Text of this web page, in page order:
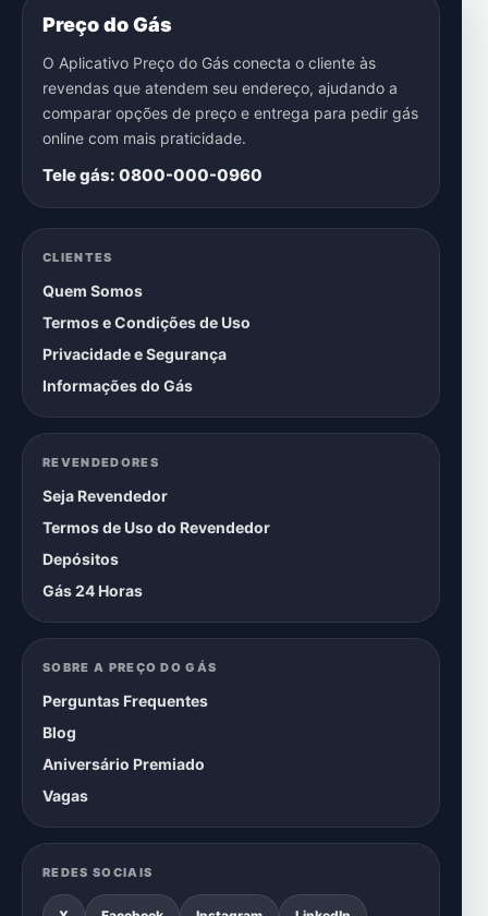
Preço do Gás
O Aplicativo Preço do Gás conecta o cliente às
revendas que atendem seu endereço, ajudando a
comparar opções de preço e entrega para pedir gás
online com mais praticidade.
Tele gás: 0800-000-0960
CLIENTES
Quem Somos
Termos e Condições de Uso
Privacidade e Segurança
Informações do Gás
REVENDEDORES
Seja Revendedor
Termos de Uso do Revendedor
Depósitos
Gás 24 Horas
SOBRE A PREÇO DO GÁS
Perguntas Frequentes
Blog
Aniversário Premiado
Vagas
REDES SOCIAIS